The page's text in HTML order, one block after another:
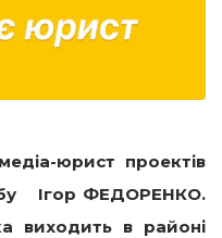
юрист проектів
Ігор ФЕДОРЕНКО.
виходить в районі